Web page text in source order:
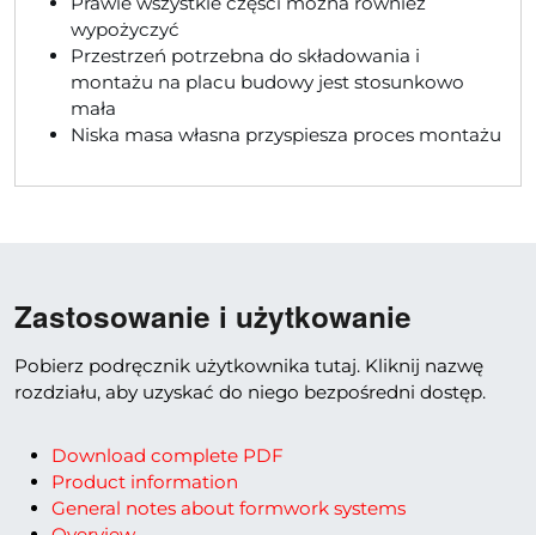
wypożyczyć
Przestrzeń potrzebna do składowania i
montażu na placu budowy jest stosunkowo
mała
Niska masa własna przyspiesza proces montażu
Zastosowanie i użytkowanie
Pobierz podręcznik użytkownika tutaj. Kliknij nazwę
rozdziału, aby uzyskać do niego bezpośredni dostęp.
Download complete PDF
Product information
General notes about formwork systems